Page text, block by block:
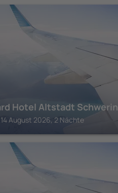
Hotel Altstadt Schwerin
August 2026, 2 Nächte